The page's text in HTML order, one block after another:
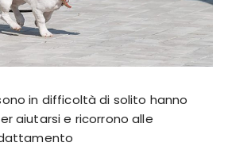
in difficoltà di solito hanno
aiutarsi e ricorrono alle